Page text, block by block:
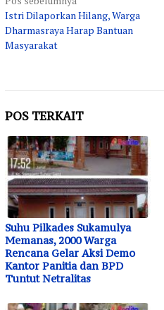
pos
Istri Dilaporkan Hilang, Warga
Dharmasraya Harap Bantuan
Masyarakat
POS TERKAIT
Suhu Pilkades Sukamulya
Memanas, 2000 Warga
Rencana Gelar Aksi Demo
Kantor Panitia dan BPD
Tuntut Netralitas